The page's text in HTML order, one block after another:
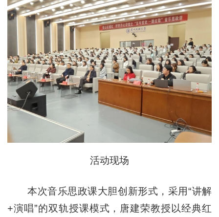
活动现场
本次音乐思政课大胆创新形式，采用“讲解
+演唱”的双轨授课模式，唐建荣教授以经典红